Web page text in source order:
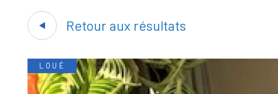
Retour aux résultats
LOUÉ